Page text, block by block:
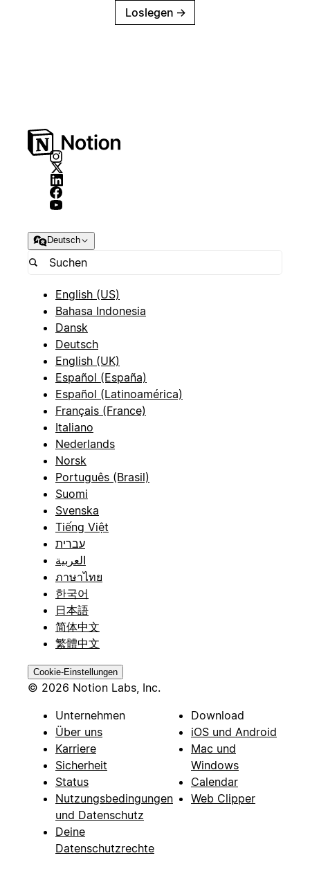
Loslegen →
Deutsch
English (US)
Bahasa Indonesia
Dansk
Deutsch
English (UK)
Español (España)
Español (Latinoamérica)
Français (France)
Italiano
Nederlands
Norsk
Português (Brasil)
Suomi
Svenska
Tiếng Việt
עברית
العربية
ภาษาไทย
한국어
日本語
简体中文
繁體中文
Cookie-Einstellungen
© 2026 Notion Labs, Inc.
Unternehmen
Über uns
Karriere
Sicherheit
Status
Nutzungsbedingungen
und Datenschutz
Deine
Datenschutzrechte
Download
iOS und Android
Mac und
Windows
Calendar
Web Clipper